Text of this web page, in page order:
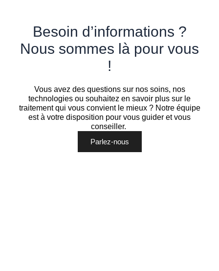
Besoin d’informations ?
Nous sommes là pour vous
!
Vous avez des questions sur nos soins, nos
technologies ou souhaitez en savoir plus sur le
traitement qui vous convient le mieux ? Notre équipe
est à votre disposition pour vous guider et vous
conseiller.
Parlez-nous